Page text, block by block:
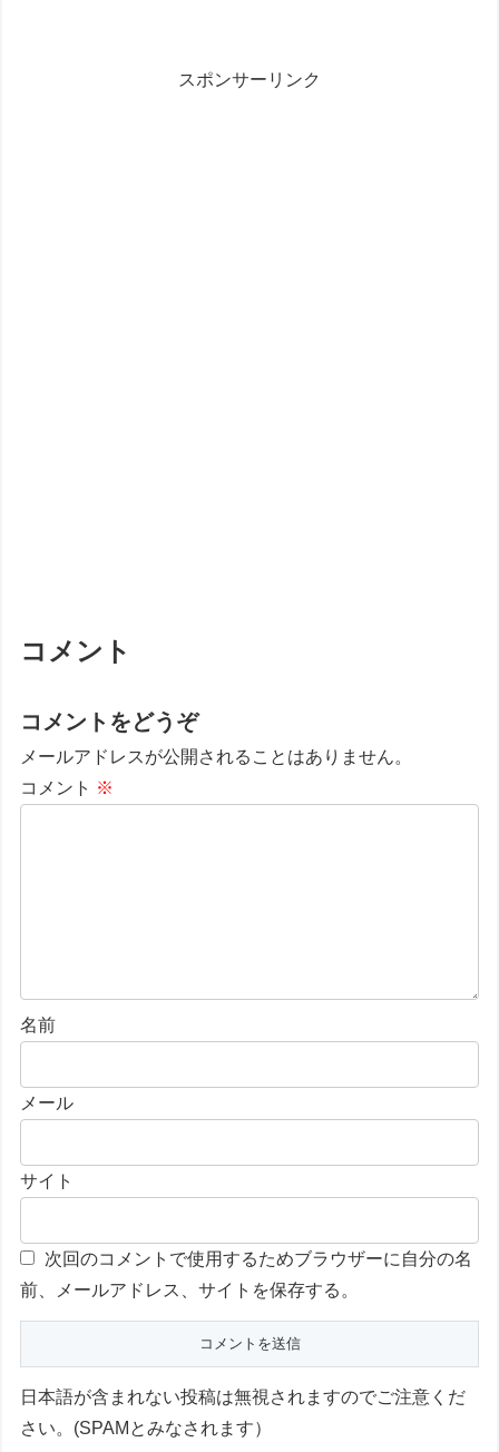
スポンサーリンク
コメント
コメントをどうぞ
メールアドレスが公開されることはありません。
コメント ※
名前
メール
サイト
次回のコメントで使用するためブラウザーに自分の名
前、メールアドレス、サイトを保存する。
日本語が含まれない投稿は無視されますのでご注意くだ
さい。(SPAMとみなされます）